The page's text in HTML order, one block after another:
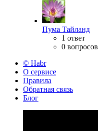
Пума Тайланд
1 ответ
0 вопросов
© Habr
О сервисе
Правила
Обратная связь
Блог